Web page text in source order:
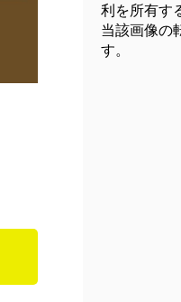
利を所有す
当該画像の
す。